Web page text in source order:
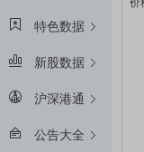
特色数据
新股数据
沪深港通
公告大全